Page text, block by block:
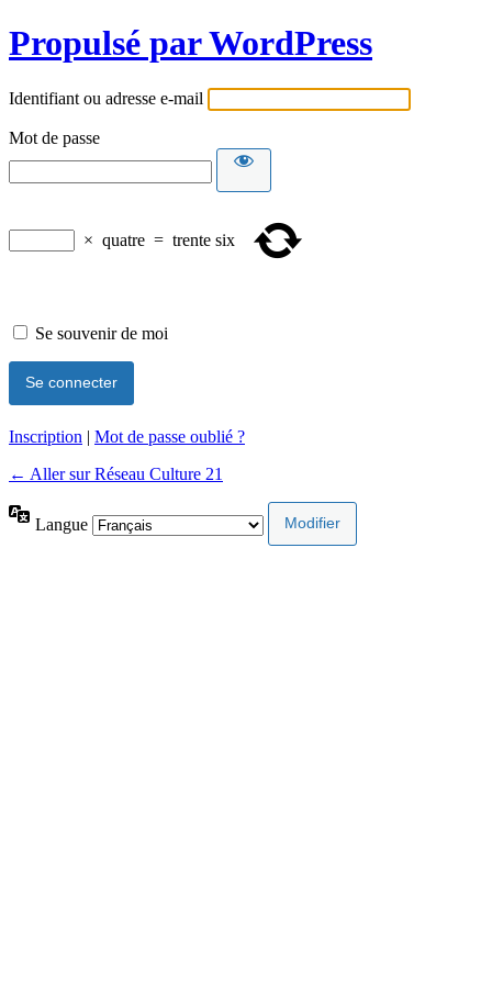
Propulsé par WordPress
Identifiant ou adresse e-mail
Mot de passe
× quatre = trente six
Se souvenir de moi
Inscription | Mot de passe oublié ?
← Aller sur Réseau Culture 21
Langue